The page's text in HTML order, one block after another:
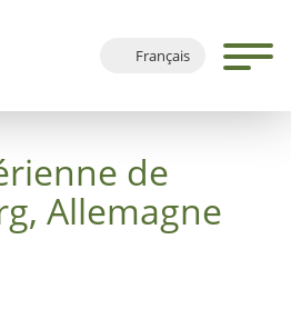
Français
Español
de
Allemagne